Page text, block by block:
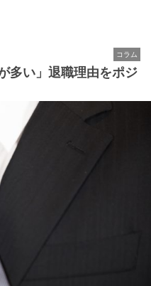
コラム
多い」退職理由をポジ